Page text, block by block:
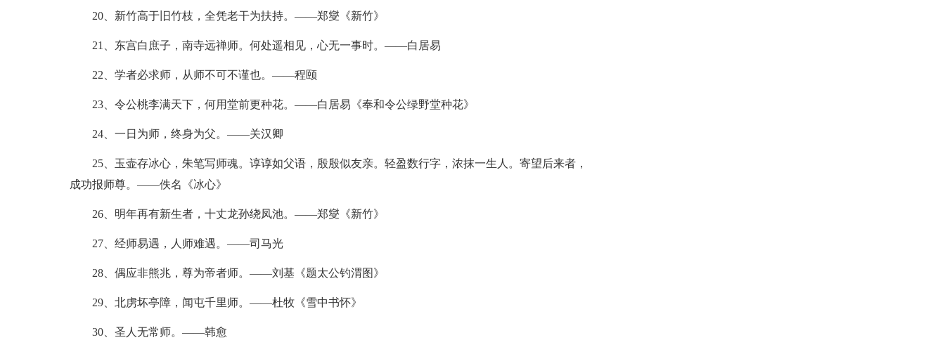
20、新竹高于旧竹枝，全凭老干为扶持。——郑燮《新竹》
21、东宫白庶子，南寺远禅师。何处遥相见，心无一事时。——白居易
22、学者必求师，从师不可不谨也。——程颐
23、令公桃李满天下，何用堂前更种花。——白居易《奉和令公绿野堂种花》
24、一日为师，终身为父。——关汉卿
25、玉壶存冰心，朱笔写师魂。谆谆如父语，殷殷似友亲。轻盈数行字，浓抹一生人。寄望后来者，
成功报师尊。——佚名《冰心》
26、明年再有新生者，十丈龙孙绕凤池。——郑燮《新竹》
27、经师易遇，人师难遇。——司马光
28、偶应非熊兆，尊为帝者师。——刘基《题太公钓渭图》
29、北虏坏亭障，闻屯千里师。——杜牧《雪中书怀》
30、圣人无常师。——韩愈